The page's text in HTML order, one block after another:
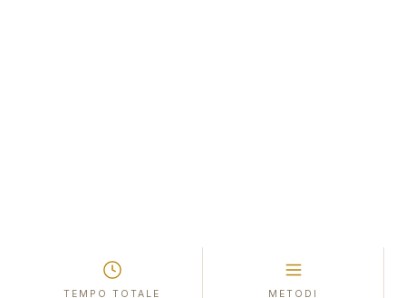
TEMPO TOTALE METODI